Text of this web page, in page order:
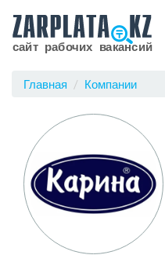
Главная Компании